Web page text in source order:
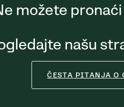
možete
našu
ČESTA PITANJA O